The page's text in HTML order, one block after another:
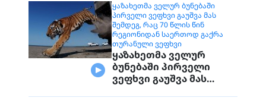
ᲧᲐᲖᲐᲮᲔᲗᲛᲐ ᲕᲔᲚᲣᲠ ᲑᲣᲜᲔᲑᲐᲨᲘ
ᲞᲘᲠᲕᲔᲚᲘ ᲕᲔᲤᲮᲕᲘ ᲒᲐᲣᲨᲕᲐ ᲛᲐᲡ
ᲨᲔᲛᲓᲔᲒ, ᲠᲐᲪ 70 ᲬᲚᲘᲡ ᲬᲘᲜ
ᲠᲔᲒᲘᲝᲜᲘᲓᲐᲜ ᲡᲐᲔᲠᲗᲝᲓ ᲒᲐᲥᲠᲐ
ᲗᲣᲠᲐᲜᲣᲚᲘ ᲕᲔᲤᲮᲕᲘ
ყაზახეთმა ველურ
ბუნებაში პირველი
ვეფხვი გაუშვა მას